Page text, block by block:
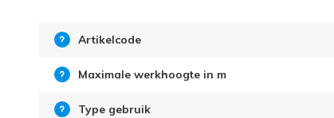
Artikelcode
Maximale werkhoogte in m
Type gebruik